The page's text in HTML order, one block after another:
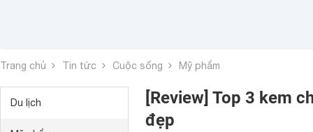
Trang chủ Tin tức Cuộc sống Mỹ phẩm
Du lịch
[Review] Top 3 kem
đẹp